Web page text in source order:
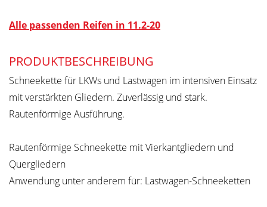
Alle passenden Reifen in 11.2-20
PRODUKTBESCHREIBUNG
Schneekette für LKWs und Lastwagen im intensiven Einsatz
mit verstärkten Gliedern. Zuverlässig und stark.
Rautenförmige Ausführung.
Rautenförmige Schneekette mit Vierkantgliedern und
Quergliedern
Anwendung unter anderem für: Lastwagen-Schneeketten